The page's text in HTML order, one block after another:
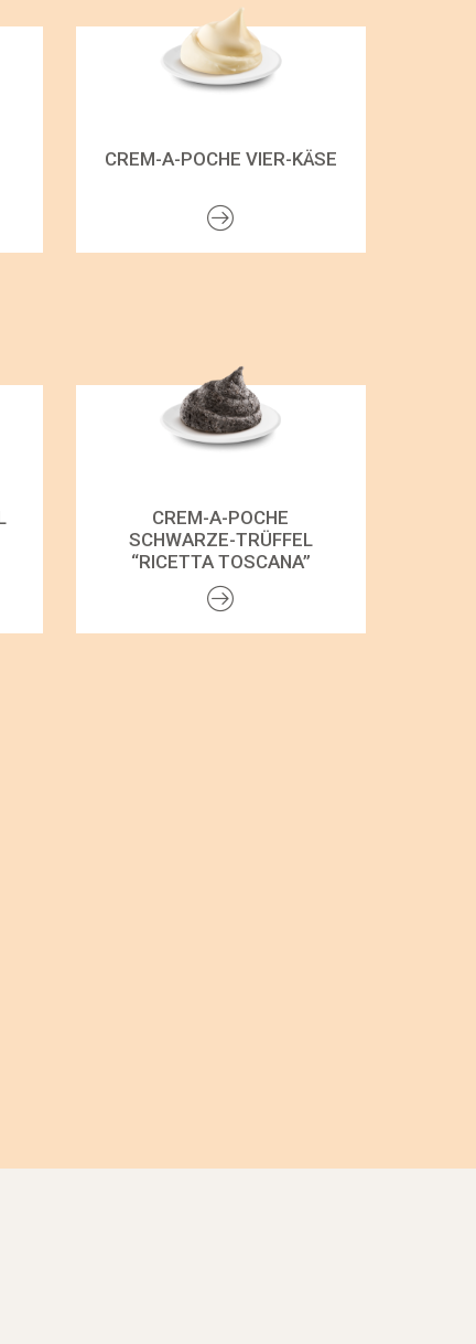
CREM-A-POCHE VIER-KÄSE
CREM-A-POCHE
SCHWARZE-TRÜFFEL
“RICETTA TOSCANA”